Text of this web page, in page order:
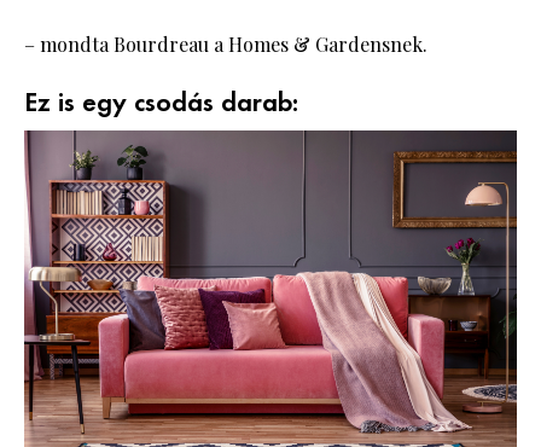
– mondta Bourdreau a Homes & Gardensnek.
Ez is egy csodás darab: